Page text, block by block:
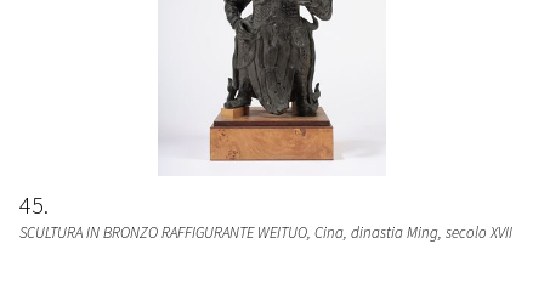
45
SCULTURA IN BRONZO RAFFIGURANTE WEITUO, Cina, dinastia Ming, secolo XVII